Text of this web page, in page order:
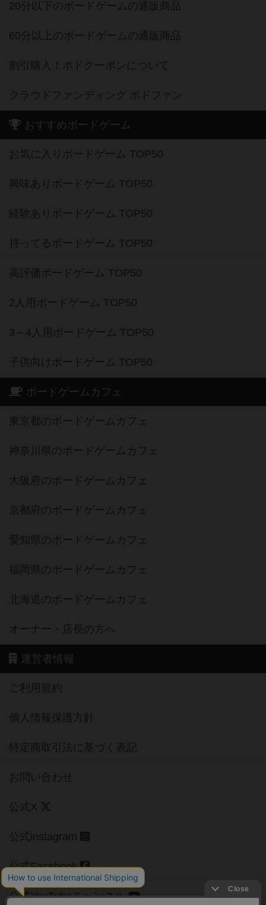
20分以下のボードゲームの通販商品
60分以上のボードゲームの通販商品
割引購入！ボドクーポンについて
クラウドファンディング ボドファン
おすすめボードゲーム
お気に入りボードゲーム TOP50
興味ありボードゲーム TOP50
経験ありボードゲーム TOP50
持ってるボードゲーム TOP50
高評価ボードゲーム TOP50
2人用ボードゲーム TOP50
3～4人用ボードゲーム TOP50
子供向けボードゲーム TOP50
ボードゲームカフェ
東京都のボードゲームカフェ
神奈川県のボードゲームカフェ
大阪府のボードゲームカフェ
京都府のボードゲームカフェ
愛知県のボードゲームカフェ
福岡県のボードゲームカフェ
北海道のボードゲームカフェ
オーナー・店長の方へ
運営者情報
ご利用規約
個人情報保護方針
特定商取引法に基づく表記
お問い合わせ
公式X
公式instagram
公式Facebook
公式YouTubeチャンネル